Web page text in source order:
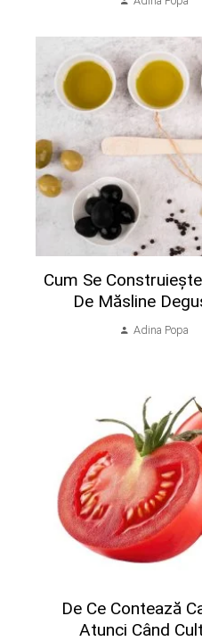
Cum Se
De Măsline
Adina Popa
​De Ce Contează
Atunci Când